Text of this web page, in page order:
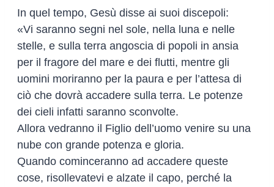
In quel tempo, Gesù disse ai suoi discepoli:
«Vi saranno segni nel sole, nella luna e nelle
stelle, e sulla terra angoscia di popoli in ansia
per il fragore del mare e dei flutti, mentre gli
uomini moriranno per la paura e per l’attesa di
ciò che dovrà accadere sulla terra. Le potenze
dei cieli infatti saranno sconvolte.
Allora vedranno il Figlio dell’uomo venire su una
nube con grande potenza e gloria.
Quando cominceranno ad accadere queste
cose, risollevatevi e alzate il capo, perché la